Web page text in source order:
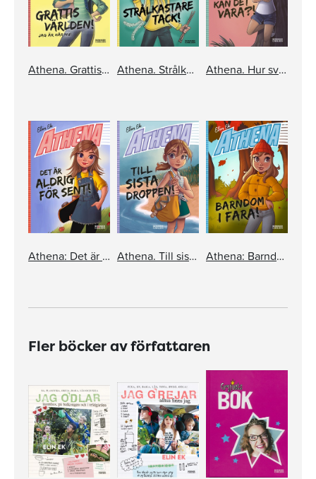
Athena. Grattis världen! Jag är här nu! Athena. Strålkastare tack! Athena. Hur svårt kan det vara?!
Athena: Det är aldrig för sent! Athena. Till sista droppen! Athena: Barndom i fara!
Fler böcker av författaren